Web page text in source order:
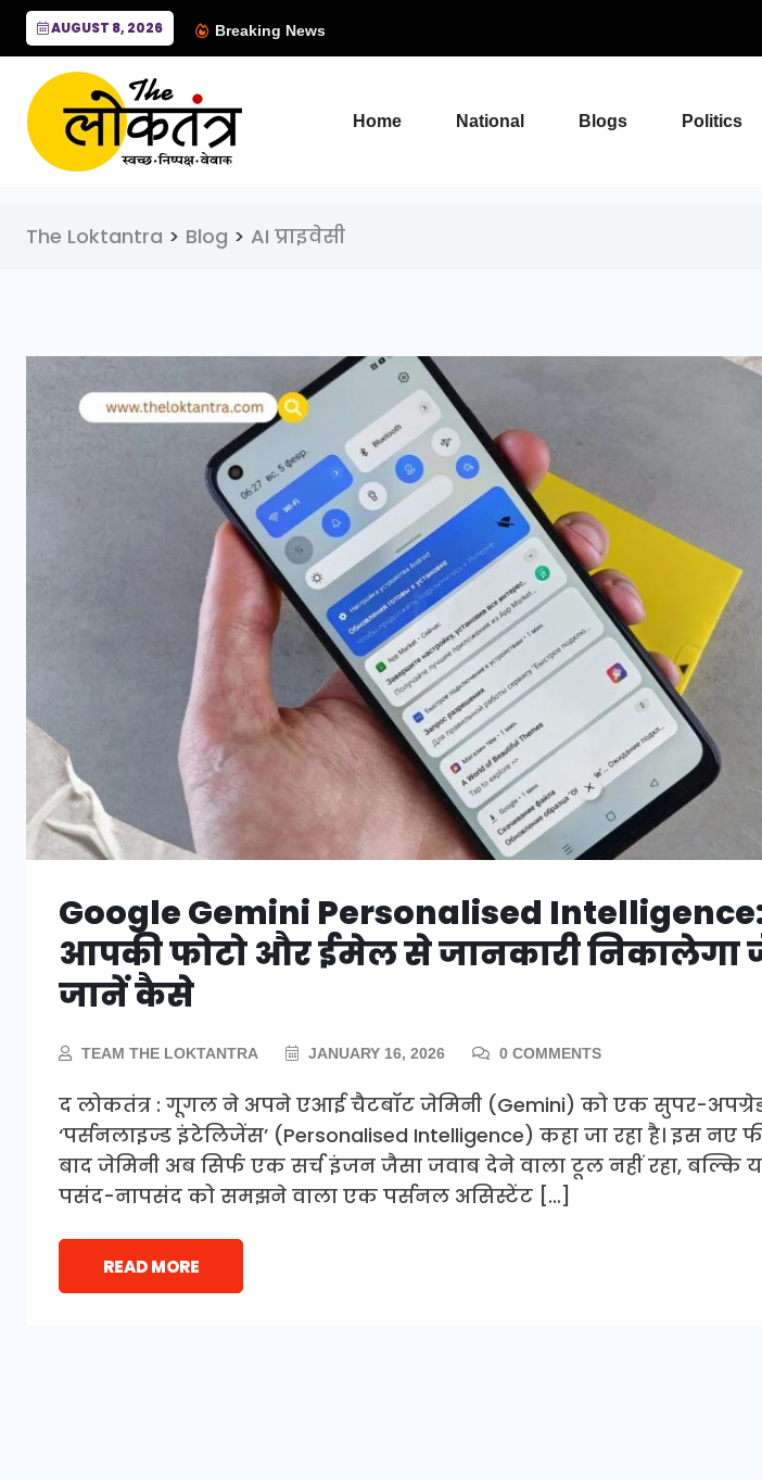
AUGUST 8, 2026 Breaking News
Home National Blogs Politics
The Loktantra > Blog > AI प्राइवेसी
Google Gemini Personalised
आपकी फोटो और ईमेल से जानकारी निकालेगा
जानें कैसे
TEAM THE LOKTANTRA JANUARY 16, 2026 0 COMMENTS
द लोकतंत्र : गूगल ने अपने एआई चैटबॉट जेमिनी (Gemini) को एक सुपर-अपग्रेड
‘पर्सनलाइज्ड इंटेलिजेंस’ (Personalised Intelligence) कहा जा रहा है। इस
बाद जेमिनी अब सिर्फ एक सर्च इंजन जैसा जवाब देने वाला टूल नहीं रहा, बल्कि
पसंद-नापसंद को समझने वाला एक पर्सनल असिस्टेंट […]
READ MORE